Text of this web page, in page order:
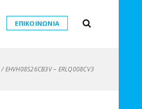
ΕΠΙΚΟΙΝΩΝΙΑ
/EHVH08S26CB3V – ERLQ008CV3